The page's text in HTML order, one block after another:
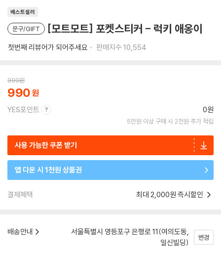
베스트셀러
문구/GIFT [모트모트] 포켓스티커 - 럭키 애옹이
첫번째 리뷰어가 되어주세요 판매지수 10,554
990원
990
YES포인트 0원
5만원 이상 구매 시 2천원 추가 적립
사용 가능한 쿠폰 받기
앱 다운 시 1천원 상품권
결제혜택 최대 2,000원 즉시할인
배송안내
서울특별시 영등포구 은행로 11(여의도동,
일신빌딩)
변경